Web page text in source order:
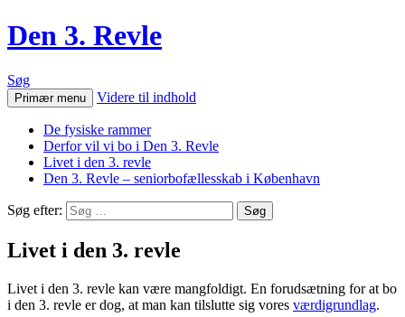
Den 3. Revle
Søg
Primær menu Videre til indhold
De fysiske rammer
Derfor vil vi bo i Den 3. Revle
Livet i den 3. revle
Den 3. Revle – seniorbofællesskab i København
Søg efter:
Livet i den 3. revle
Livet i den 3. revle kan være mangfoldigt. En forudsætning for at bo
i den 3. revle er dog, at man kan tilslutte sig vores værdigrundlag.